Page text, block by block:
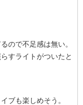
ので不足感は無い。
すライトがついたと
ブも楽しめそう。